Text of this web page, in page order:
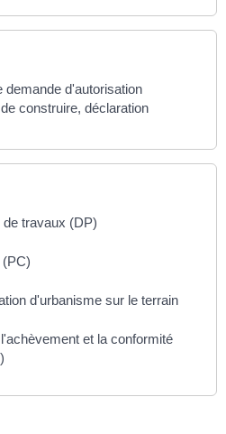
demande d'autorisation
construire, déclaration
de travaux (DP)
d'urbanisme sur le terrain
et la conformité